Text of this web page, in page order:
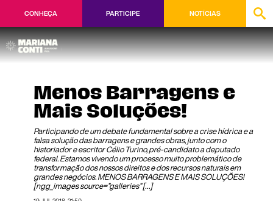
CONHEÇA PARTICIPE NOTÍCIAS
Menos Barragens e
Mais Soluções!
Participando de um debate fundamental sobre a crise hídrica e a
falsa solução das barragens e grandes obras, junto com o
historiador e escritor Célio Turino, pré-candidato a deputado
federal. Estamos vivendo um processo muito problemático de
transformação dos nossos direitos e dos recursos naturais em
grandes negócios. MENOS BARRAGENS E MAIS SOLUÇÕES!
[ngg_images source=”galleries” […]